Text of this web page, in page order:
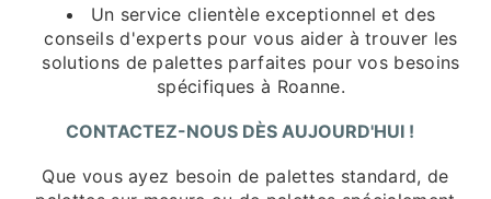
Un service clientèle exceptionnel et des
conseils d'experts pour vous aider à trouver les
solutions de palettes parfaites pour vos besoins
spécifiques à Roanne.
CONTACTEZ-NOUS DÈS AUJOURD'HUI !
Que vous ayez besoin de palettes standard, de